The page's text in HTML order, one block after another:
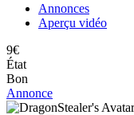
Annonces
Aperçu vidéo
9€
État
Bon
Annonce